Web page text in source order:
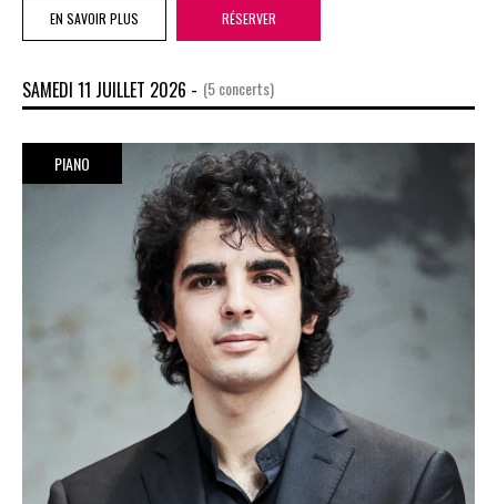
EN SAVOIR PLUS RÉSERVER
SAMEDI 11 JUILLET 2026 - (5 concerts)
PIANO